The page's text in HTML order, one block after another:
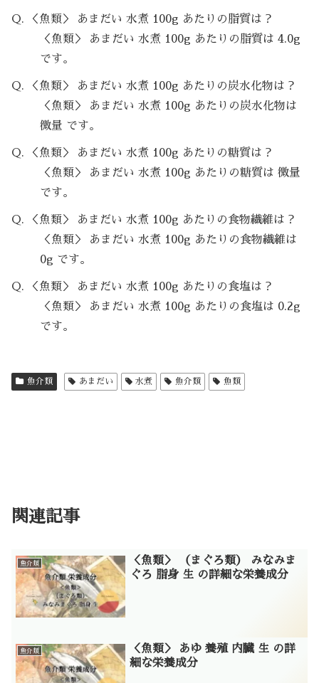
Q. ＜魚類＞ あまだい 水煮 100g あたりの脂質は？
＜魚類＞ あまだい 水煮 100g あたりの脂質は 4.0g
です。
Q. ＜魚類＞ あまだい 水煮 100g あたりの炭水化物は？
＜魚類＞ あまだい 水煮 100g あたりの炭水化物は
微量 です。
Q. ＜魚類＞ あまだい 水煮 100g あたりの糖質は？
＜魚類＞ あまだい 水煮 100g あたりの糖質は 微量
です。
Q. ＜魚類＞ あまだい 水煮 100g あたりの食物繊維は？
＜魚類＞ あまだい 水煮 100g あたりの食物繊維は
0g です。
Q. ＜魚類＞ あまだい 水煮 100g あたりの食塩は？
＜魚類＞ あまだい 水煮 100g あたりの食塩は 0.2g
です。
魚介類 あまだい 水煮 魚介類 魚類
関連記事
魚介類
＜魚類＞ （まぐろ類） みなみま
ぐろ 脂身 生 の詳細な栄養成分
魚介類
＜魚類＞ あゆ 養殖 内臓 生 の詳
細な栄養成分